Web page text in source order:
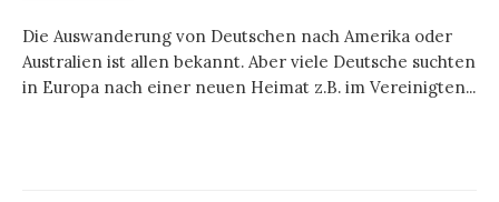
Die Auswanderung von Deutschen nach Amerika oder
Australien ist allen bekannt. Aber viele Deutsche suchten
in Europa nach einer neuen Heimat z.B. im Vereinigten...